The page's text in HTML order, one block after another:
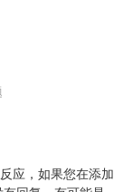
应，如果您在添加